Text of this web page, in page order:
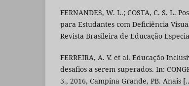
FERNANDES, W. L.; COSTA, C. S. L.
para Estudantes com Deficiência
Revista Brasileira de Educação
FERREIRA, A. V. et al. Educação
desafios a serem superados. In:
3., 2016, Campina Grande, PB. Anais